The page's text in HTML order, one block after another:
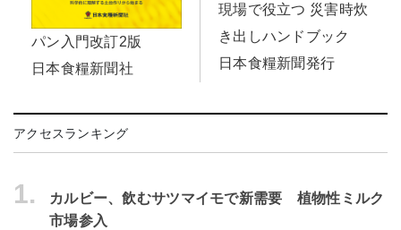
パン入門改訂2版
日本食糧新聞社
現場で役立つ 災害時炊
き出しハンドブック
日本食糧新聞発行
アクセスランキング
1.
カルビー、飲むサツマイモで新需要 植物性ミルク
市場参入